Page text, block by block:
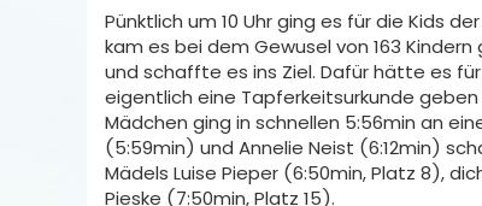
Pünktlich um 10 Uhr ging es für die Kids
kam es bei dem Gewusel von 163
und schaffte es ins Ziel. Dafür hätte es
eigentlich eine Tapferkeitsurkunde
Mädchen ging in schnellen 5:56min an
(5:59min) und Annelie Neist (6:12min)
Mädels Luise Pieper (6:50min, Platz 8),
Pieske (7:50min, Platz 15).